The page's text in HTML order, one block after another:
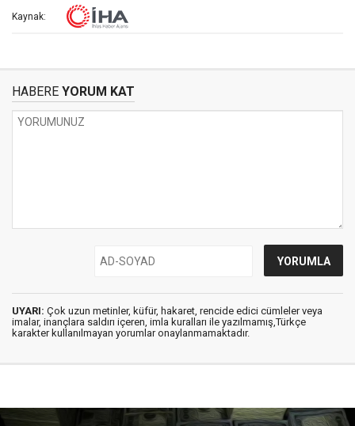
Kaynak:
HABERE YORUM KAT
UYARI: Çok uzun metinler, küfür, hakaret, rencide edici cümleler veya
imalar, inançlara saldırı içeren, imla kuralları ile yazılmamış,Türkçe
karakter kullanılmayan yorumlar onaylanmamaktadır.